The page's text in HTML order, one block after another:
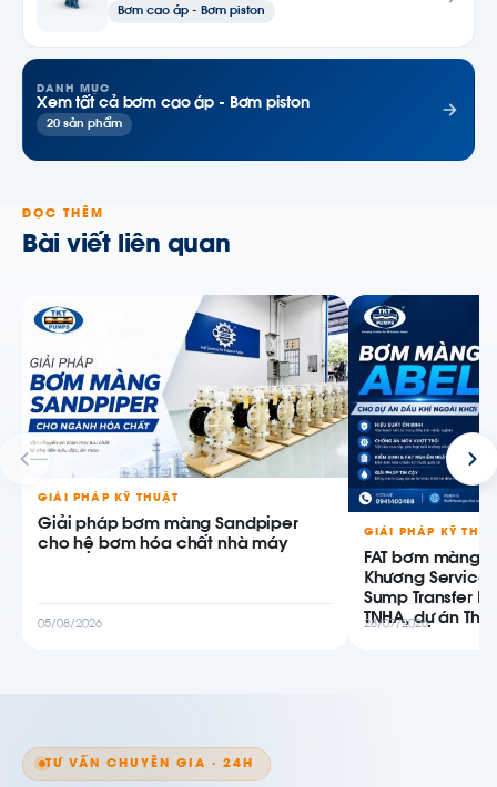
Bơm cao áp - Bơm piston
DANH MỤC
Xem tất cả bơm cao áp - Bơm piston
20 sản phẩm
ĐỌC THÊM
Bài viết liên quan
GIẢI PHÁP KỸ THUẬT
Giải pháp bơm màng Sandpiper
cho hệ bơm hóa chất nhà máy
05/08/2026
GIẢI PHÁP KỸ
FAT bơm màng
Khương
Sump Transfer
TNHA, dự án
28/07/2026
TƯ VẤN CHUYÊN GIA · 24H